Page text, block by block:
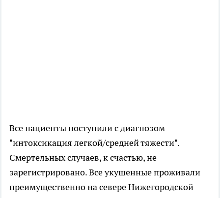
Все пациенты поступили с диагнозом
"интоксикация легкой/средней тяжести".
Смертельных случаев, к счастью, не
зарегистрировано. Все укушенные проживали
преимущественно на севере Нижегородской